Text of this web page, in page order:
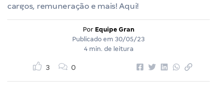
cargos, remuneração e mais! Aqui!
Por Equipe Gran
Publicado em 30/05/23
4 min. de leitura
3 0